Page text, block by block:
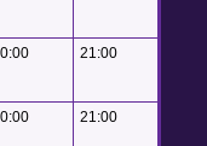
21:00
21:00